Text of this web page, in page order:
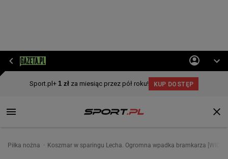
Piłka nożna Koszmar w sparingu Lecha. Ogromna wpadka bramkarza